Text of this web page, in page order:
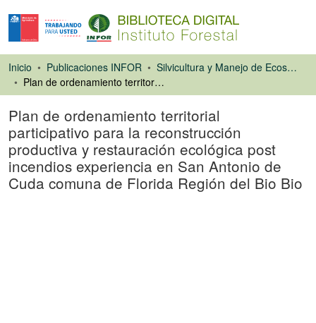
Inicio Publicaciones INFOR
Silvicultura y Manejo de Ecosistemas Forestales Nativos y Exóticos
Plan de ordenamiento territorial participativo para la reconstrucción productiva y restauración ecológica post incendios experiencia en San Antonio de Cuda comuna de Florida Región del Bio Bio
Plan de ordenamiento territorial
participativo para la reconstrucción
productiva y restauración ecológica post
incendios experiencia en San Antonio de
Cuda comuna de Florida Región del Bio Bio